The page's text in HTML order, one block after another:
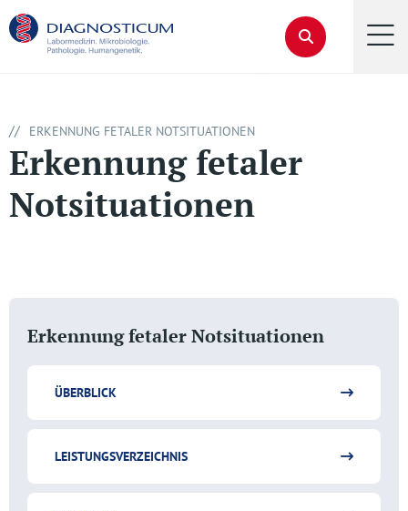
Erkennung fetaler Notsituationen
ÜBERBLICK
LEISTUNGSVERZEICHNIS
// ERKENNUNG FETALER NOTSITUATIONEN
Erkennung fetaler
Notsituationen